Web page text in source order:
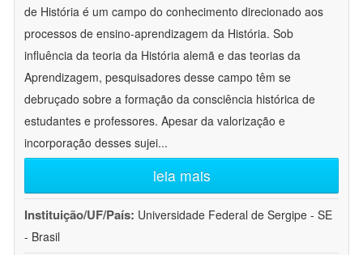
de História é um campo do conhecimento direcionado aos
processos de ensino-aprendizagem da História. Sob
influência da teoria da História alemã e das teorias da
Aprendizagem, pesquisadores desse campo têm se
debruçado sobre a formação da consciência histórica de
estudantes e professores. Apesar da valorização e
incorporação desses sujei...
leia mais
Instituição/UF/País: Universidade Federal de Sergipe - SE
- Brasil